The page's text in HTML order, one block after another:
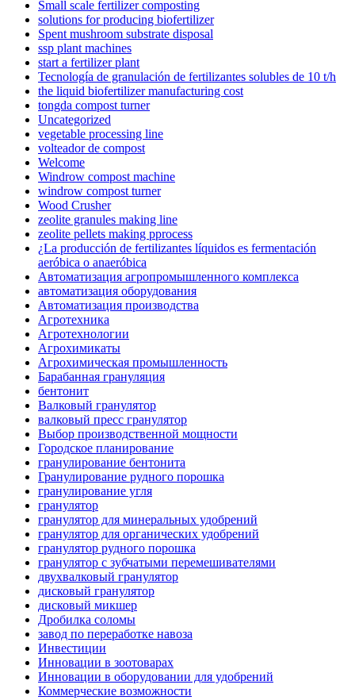
Small scale fertilizer composting
solutions for producing biofertilizer
Spent mushroom substrate disposal
ssp plant machines
start a fertilizer plant
Tecnología de granulación de fertilizantes solubles de 10 t/h
the liquid biofertilizer manufacturing cost
tongda compost turner
Uncategorized
vegetable processing line
volteador de compost
Welcome
Windrow compost machine
windrow compost turner
Wood Crusher
zeolite granules making line
zeolite pellets making pprocess
¿La producción de fertilizantes líquidos es fermentación
aeróbica o anaeróbica
Автоматизация агропромышленного комплекса
автоматизация оборудования
Автоматизация производства
Агротехника
Агротехнологии
Агрохимикаты
Агрохимическая промышленность
Барабанная грануляция
бентонит
Валковый гранулятор
валковый пресс гранулятор
Выбор производственной мощности
Городское планирование
гранулирование бентонита
Гранулирование рудного порошка
гранулирование угля
гранулятор
гранулятор для минеральных удобрений
гранулятор для органических удобрений
гранулятор рудного порошка
гранулятор с зубчатыми перемешивателями
двухвалковый гранулятор
дисковый гранулятор
дисковый микшер
Дробилка соломы
завод по переработке навоза
Инвестиции
Инновации в зоотоварах
Инновации в оборудовании для удобрений
Коммерческие возможности